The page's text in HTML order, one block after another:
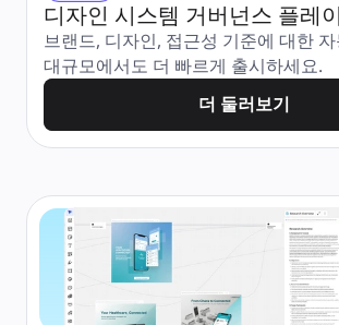
디자인 시스템 거버넌스 플레
브랜드, 디자인, 접근성 기준에 대한
대규모에서도 더 빠르게 출시하세요.
더 둘러보기